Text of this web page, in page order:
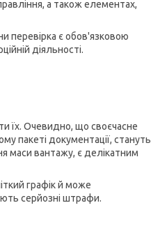
а також елементах,
перевірка є обов'язковою
діяльності.
їх. Очевидно, що своєчасне
пакеті документації, стануть
маси вантажу, є делікатним
графік й може
серйозні штрафи.